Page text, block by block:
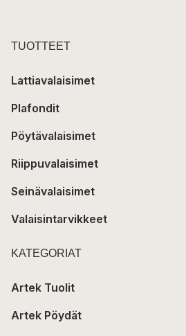
TUOTTEET
Lattiavalaisimet
Plafondit
Pöytävalaisimet
Riippuvalaisimet
Seinävalaisimet
Valaisintarvikkeet
KATEGORIAT
Artek Tuolit
Artek Pöydät